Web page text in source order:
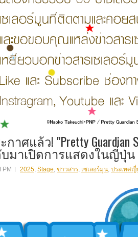
กาศแล้ว! "Pretty Guardian
มาเปิดการแสดงในญี่ปุ่น
PM 2025, Stage, ข่าวสาร, เซเลอร์มูน, ประเทศ